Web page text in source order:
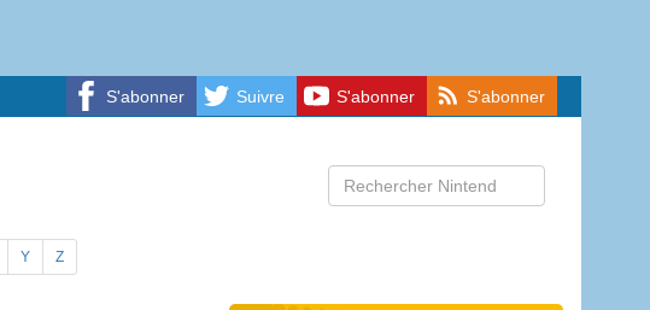
S'abonner Suivre S'abonner S'abonner
Y Z